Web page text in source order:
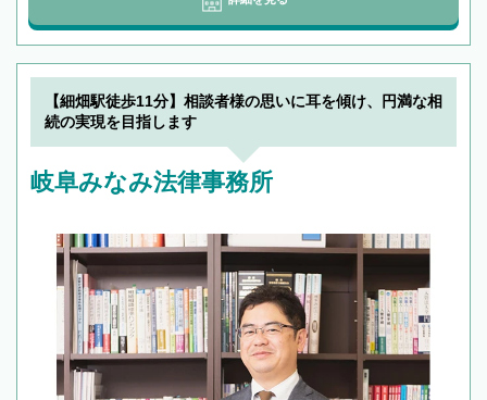
【細畑駅徒歩11分】相談者様の思いに耳を傾け、円満な相
続の実現を目指します
岐阜みなみ法律事務所